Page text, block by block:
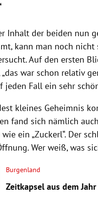
Inhalt der beiden nun
kann man noch nicht
Auf den ersten
„das war schon relativ
jeden Fall ein sehr
kleines Geheimnis
fand sich nämlich
ein „Zuckerl“. Der
Wer weiß, was
Burgenland
Zeitkapsel aus dem